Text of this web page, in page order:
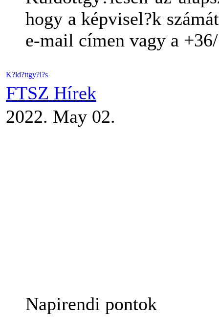
hogy a képvisel?k
e-mail címen vagy a
K?ld?ttgy?l?s
FTSZ Hírek
2022. May 02.
Napirendi pontok